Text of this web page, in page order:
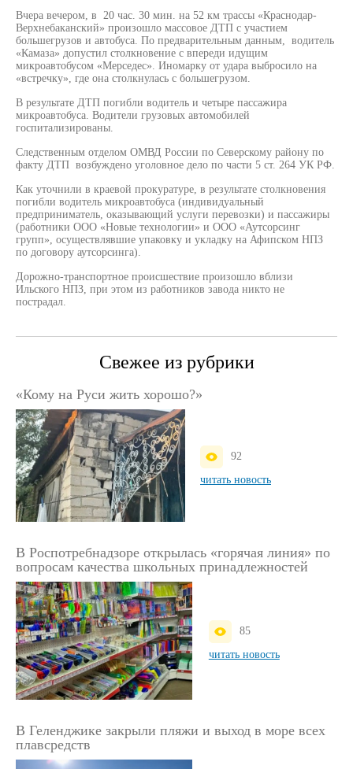
Вчера вечером, в 20 час. 30 мин. на 52 км трассы «Краснодар-
Верхнебаканский» произошло массовое ДТП с участием
большегрузов и автобуса. По предварительным данным, водитель
«Камаза» допустил столкновение с впереди идущим
микроавтобусом «Мерседес». Иномарку от удара выбросило на
«встречку», где она столкнулась с большегрузом.
В результате ДТП погибли водитель и четыре пассажира
микроавтобуса. Водители грузовых автомобилей
госпитализированы.
Следственным отделом ОМВД России по Северскому району по
факту ДТП возбуждено уголовное дело по части 5 ст. 264 УК РФ.
Как уточнили в краевой прокуратуре, в результате столкновения
погибли водитель микроавтобуса (индивидуальный
предприниматель, оказывающий услуги перевозки) и пассажиры
(работники ООО «Новые технологии» и ООО «Аутсорсинг
групп», осуществлявшие упаковку и укладку на Афипском НПЗ
по договору аутсорсинга).
Дорожно-транспортное происшествие произошло вблизи
Ильского НПЗ, при этом из работников завода никто не
пострадал.
Свежее из рубрики
«Кому на Руси жить хорошо?»
92
читать новость
В Роспотребнадзоре открылась «горячая линия» по
вопросам качества школьных принадлежностей
85
читать новость
В Геленджике закрыли пляжи и выход в море всех
плавсредств